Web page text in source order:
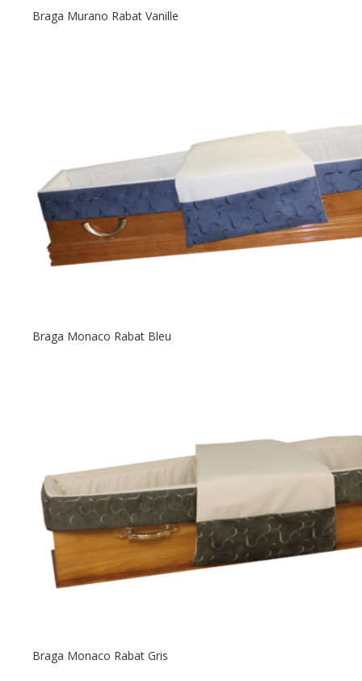
Braga Murano Rabat Vanille
Braga Monaco Rabat Bleu
Braga Monaco Rabat Gris